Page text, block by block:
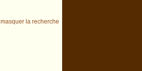
masquer la recherche